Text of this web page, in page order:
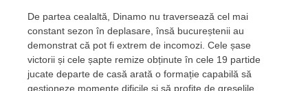
De partea cealaltă, Dinamo nu traversează cel mai
constant sezon în deplasare, însă bucureștenii au
demonstrat că pot fi extrem de incomozi. Cele șase
victorii și cele șapte remize obținute în cele 19 partide
jucate departe de casă arată o formație capabilă să
gestioneze momente dificile și să profite de greșelile